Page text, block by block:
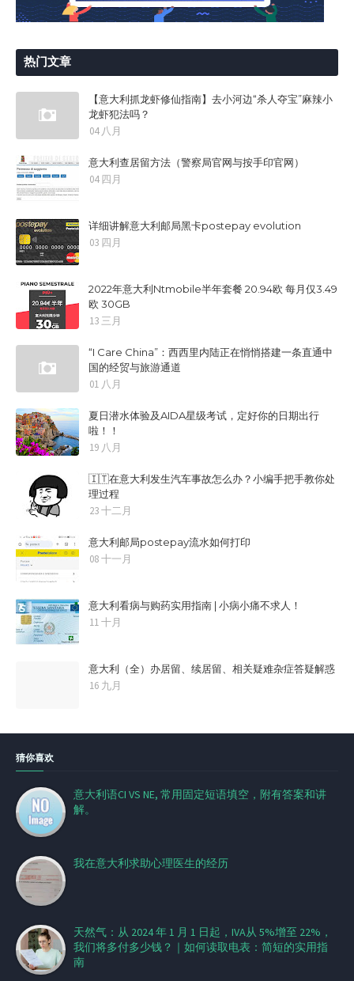
热门文章
【意大利抓龙虾修仙指南】去小河边“杀人夺宝”麻辣小
龙虾犯法吗？
04 八月
意大利查居留方法（警察局官网与按手印官网）
04 四月
详细讲解意大利邮局黑卡postepay evolution
03 四月
2022年意大利Ntmobile半年套餐 20.94欧 每月仅3.49
欧 30GB
13 三月
“I Care China”：西西里内陆正在悄悄搭建一条直通中
国的经贸与旅游通道
01 八月
夏日潜水体验及AIDA星级考试，定好你的日期出行
啦！！
19 八月
🇮🇹在意大利发生汽车事故怎么办？小编手把手教你处
理过程
23 十二月
意大利邮局postepay流水如何打印
08 十一月
意大利看病与购药实用指南 | 小病小痛不求人！
11 十月
意大利（全）办居留、续居留、相关疑难杂症答疑解惑
16 九月
猜你喜欢
意大利语CI VS NE, 常用固定短语填空，附有答案和讲
解。
我在意大利求助心理医生的经历
天然气：从 2024 年 1 月 1 日起，IVA从 5%增至 22%，
我们将多付多少钱？｜如何读取电表：简短的实用指
南